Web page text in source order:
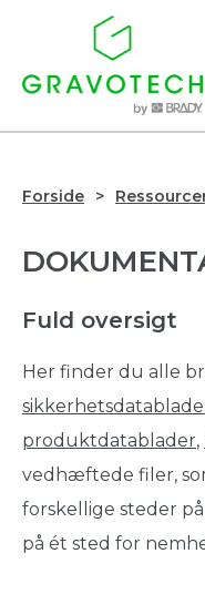
Forside
Fuld oversigt
Her finder du alle
produktdatablader,
vedhæftede filer,
forskellige steder
på ét sted for